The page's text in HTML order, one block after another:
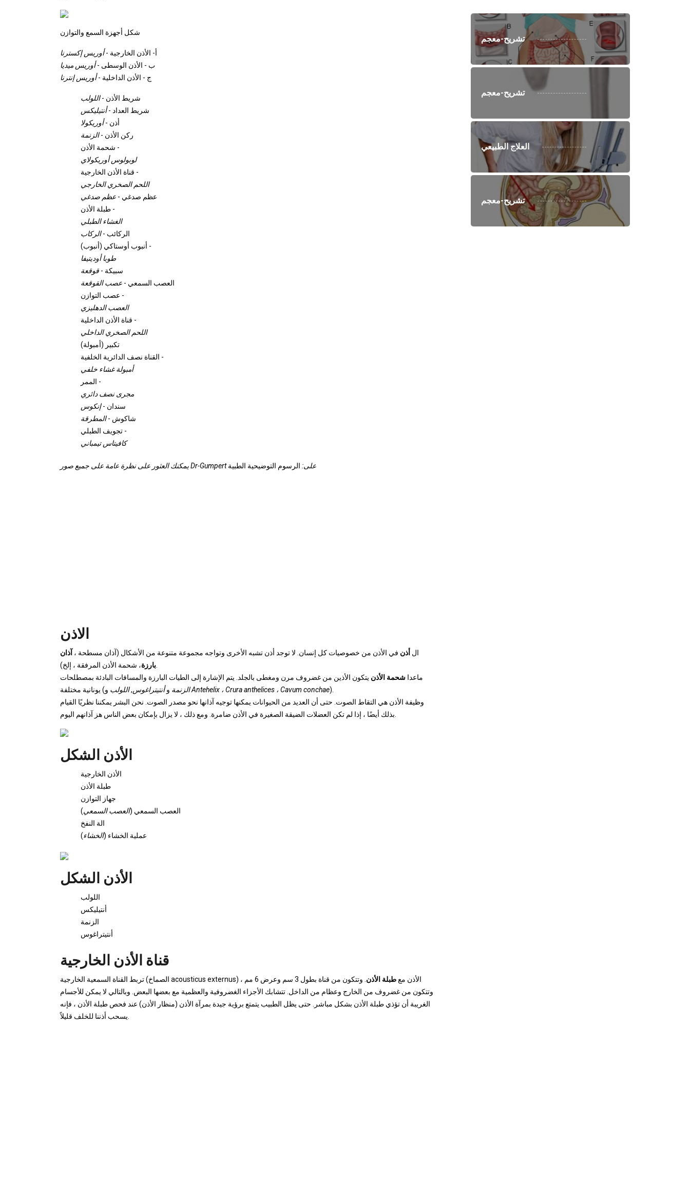
شكل أجهزة السمع والتوازن
أ- الأذن الخارجية -أوريس إكسترنا
ب - الأذن الوسطى -أوريس ميديا
ج - الأذن الداخلية -أوريس إنترنا
شريط الأذن -اللولب
شريط العداد -أنتيليكس
أذن -أوريكولا
ركن الأذن -الزنمة
شحمة الأذن -
لوبولوس أوريكولاي
قناة الأذن الخارجية -
اللحم الصخري الخارجي
عظم صدغي - عظم صدغي
طبلة الأذن -
الغشاء الطبلي
الركائب -الركاب
أنبوب أوستاكي (أنبوب) -
طوبا أوديتيفا
سبيكة - قوقعة
العصب السمعي - عصب القوقعة
عصب التوازن -
العصب الدهليزي
قناة الأذن الداخلية -
اللحم الصخري الداخلي
تكبير (أمبولة)
القناة نصف الدائرية الخلفية -
أمبولة غشاء خلفي
الممر -
مجرى نصف دائري
سندان -إنكوس
شاكوش -المطرقة
تجويف الطبلي -
كافيتاس تيمباني
يمكنك العثور على نظرة عامة على جميع صور Dr-Gumpert على: الرسوم التوضيحية الطبية
الاذن
ال أذن في الأذن من خصوصيات كل إنسان. لا توجد أذن تشبه الأخرى وتواجه مجموعة متنوعة من الأشكال (آذان مسطحة ، آذان
بارزة
ماعدا شحمة الأذن يتكون الأذين من غضروف مرن ومغطى بالجلد. يتم الإشارة إلى الطيات البارزة والمسافات البادئة بمصطلحات
يونانية مختلفة (
الزنمة وأنتيتراغوس,اللولب وAntehelix ، Crura anthelices ، Cavum conchae).
وظيفة الأذن هي التقاط الصوت. حتى أن العديد من الحيوانات يمكنها توجيه آذانها نحو مصدر الصوت. نحن البشر يمكننا نظريًا القيام
الأذن الشكل
الأذن الخارجية
طبلة الأذن
جهاز التوازن
العصب السمعي (العصب السمعي)
الة النفخ
عملية الخشاء (الخشاء)
الأذن الشكل
اللولب
أنتيليكس
الزنمة
أنتيتراغوس
قناة الأذن الخارجية
تربط القناة السمعية الخارجية (الصماخ acousticus externus) الأذن مع طبلة الأذن
. وتتكون من قناة بطول 3 سم وعرض 6 مم ،
وتتكون من غضروف من الخارج وعظام من الداخل. تتشابك الأجزاء الغضروفية والعظمية مع بعضها البعض. وبالتالي لا يمكن للأجسام
الغريبة أن تؤذي طبلة الأذن بشكل مباشر. حتى يظل الطبيب يتمتع برؤية جيدة بمرآة الأذن (منظار الأذن) عند فحص طبلة الأذن ، فإنه
تشريح-معجم
تشريح-معجم
العلاج الطبيعي
تشريح-معجم